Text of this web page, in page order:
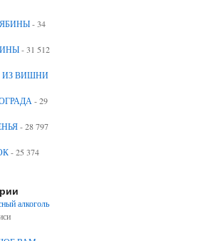
- 34
- 31 512
ВИШНИ
- 29
- 28 797
- 25 374
алкоголь